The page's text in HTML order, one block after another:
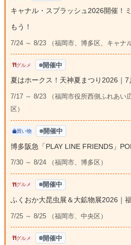
キャナル・スプラッシュ2026開催！
もう！
7/24 ～ 8/23 （福岡市、博多区、キャナ
グルメ 開催中
夏はホークス！天神夏まつり2026｜
7/17 ～ 8/23 （福岡市役所西側ふれあい
区）
買い物 開催中
博多阪急「PLAY LINE FRIENDS」
7/30 ～ 8/24 （福岡市、博多区）
グルメ 開催中
ふくおか大昆虫展＆大鉱物展2026｜
7/25 ～ 8/25 （福岡市、中央区）
グルメ 開催中